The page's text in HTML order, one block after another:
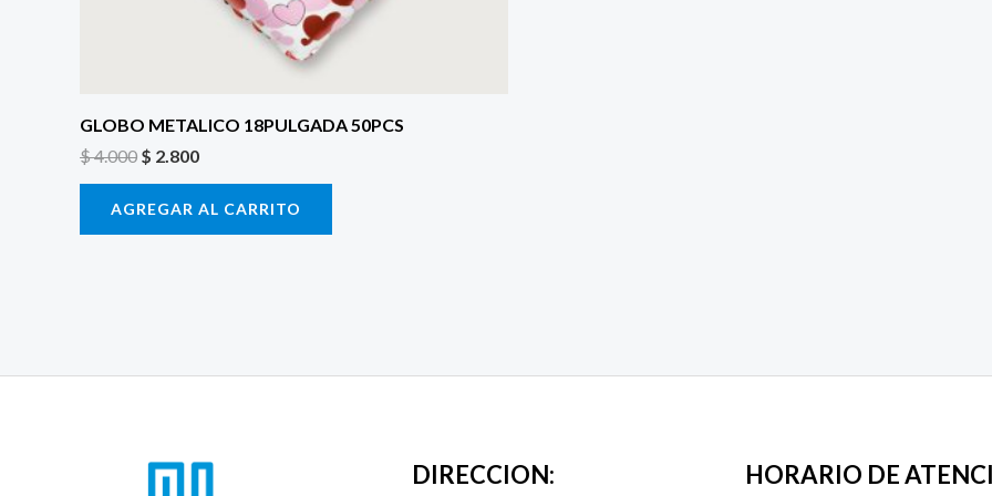
GLOBO METALICO 18PULGADA 50PCS
$4.000 $ 2.800
AGREGAR AL CARRITO
DIRECCION: HORARIO DE